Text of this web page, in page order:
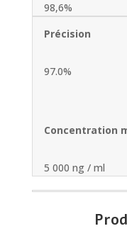
98,6%
Précision
97.0%
Concentration
5 000 ng / ml